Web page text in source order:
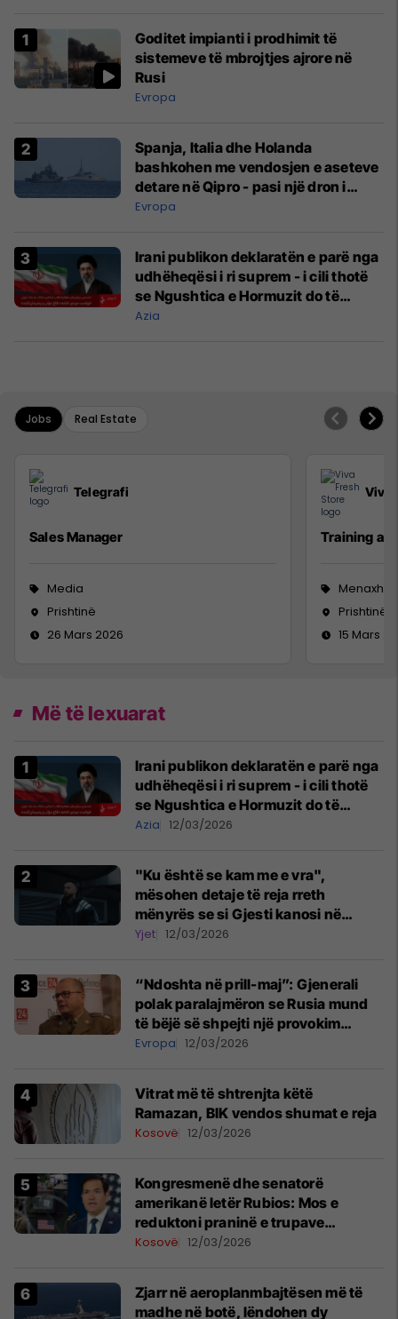
Goditet impianti i prodhimit të
sistemeve të mbrojtjes ajrore në
Rusi
Evropa
Spanja, Italia dhe Holanda
bashkohen me vendosjen e aseteve
detare në Qipro - pasi një dron i
prodhuar në Iran goditi bazën
Evropa
Irani publikon deklaratën e parë nga
udhëheqësi i ri suprem - i cili thotë
se Ngushtica e Hormuzit do të
mbetet e mbyllur
Azia
Jobs Real Estate
Telegrafi
Sales Manager
Media
Prishtinë
26 Mars 2026
Viva
Training
Prishtinë
15 Mars
Më të lexuarat
Irani publikon deklaratën e parë nga
udhëheqësi i ri suprem - i cili thotë
se Ngushtica e Hormuzit do të
mbetet e mbyllur
Azia 12/03/2026
"Ku është se kam me e vra",
mësohen detaje të reja rreth
mënyrës se si Gjesti kanosi në
studion e Onimas
Yjet 12/03/2026
“Ndoshta në prill-maj”: Gjenerali
polak paralajmëron se Rusia mund
të bëjë së shpejti një provokim
kundër një vendi të NATO-s
Evropa 12/03/2026
Vitrat më të shtrenjta këtë
Ramazan, BIK vendos shumat e reja
Kosovë 12/03/2026
Kongresmenë dhe senatorë
amerikanë letër Rubios: Mos e
reduktoni praninë e trupave
amerikane në Kosovë
Kosovë 12/03/2026
Zjarr në aeroplanmbajtësen më të
madhe në botë, lëndohen dy